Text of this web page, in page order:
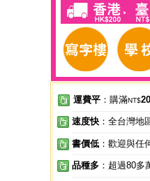
運費平 ：購滿NT$
速度快 ：全台灣地
書價低 ：歡迎與任
品種多 ：超過80多